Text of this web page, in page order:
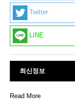
Twitter
LINE
최신정보
Read More